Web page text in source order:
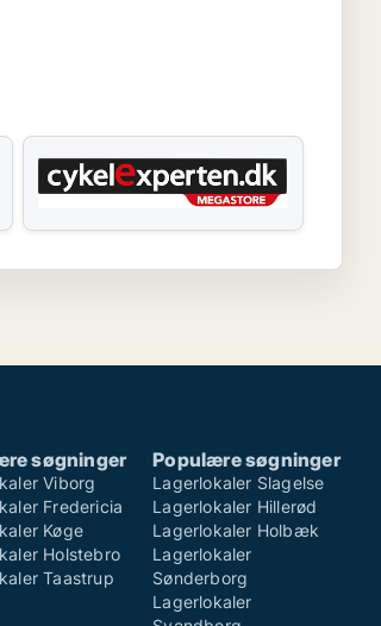
søgninger
Viborg
Fredericia
Køge
Holstebro
Taastrup
Populære søgninger
Lagerlokaler Slagelse
Lagerlokaler Hillerød
Lagerlokaler Holbæk
Lagerlokaler
Sønderborg
Lagerlokaler